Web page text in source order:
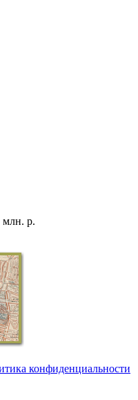
млн. р.
конфиденциальности